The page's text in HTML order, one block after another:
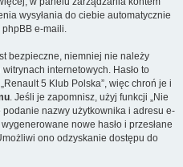
wysyłania do ciebie automatycznie
e-maili.
bezpieczne, niemniej nie należy
internetowych. Hasło to
5 Klub Polska”, więc chroń je i
. Jeśli je zapomnisz, użyj funkcji „Nie
podanie nazwy użytkownika i adresu e-
nowe hasło i przesłane
ono odzyskanie dostępu do